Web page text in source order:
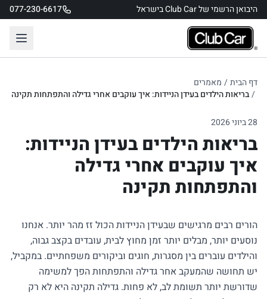
היבואן הרשמי של Club Car בישראל 077-230-6617
דף הבית/ מאמרים
/בריאות הילדים בעידן הניידות: איך עוקבים אחרי גדילה והתפתחות תקינה
28 ביוני 2026
בריאות הילדים בעידן הניידות:
איך עוקבים אחרי גדילה
והתפתחות תקינה
הורים רבים מרגישים שבעידן הניידות הכול זז מהר יותר. אנחנו
נוסעים יותר, מבלים יותר זמן מחוץ לבית, עובדים בקצב גבוה,
והילדים עוברים בין מסגרות, חוגים וביקורים משפחתיים. במקביל,
יש תחושה שהמעקב אחר גדילה והתפתחות הפך למשימה
שדורשת יותר תשומת לב, לא פחות. גדילה תקינה היא לא רק